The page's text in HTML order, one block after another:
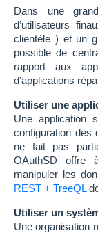
Dans une
d’utilisateurs
clientèle ) et un
possible de
rapport aux
d’applications
Utiliser une
Une application
configuration des
ne fait pas
OAuthSD offre
manipuler les
REST + TreeQL
Utiliser un
Une organisation